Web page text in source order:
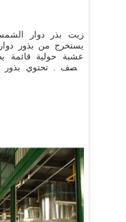
زيت بذر دوار
يستخرج من بذور
عشبة حولية قائمة
ونصف . تحتوي